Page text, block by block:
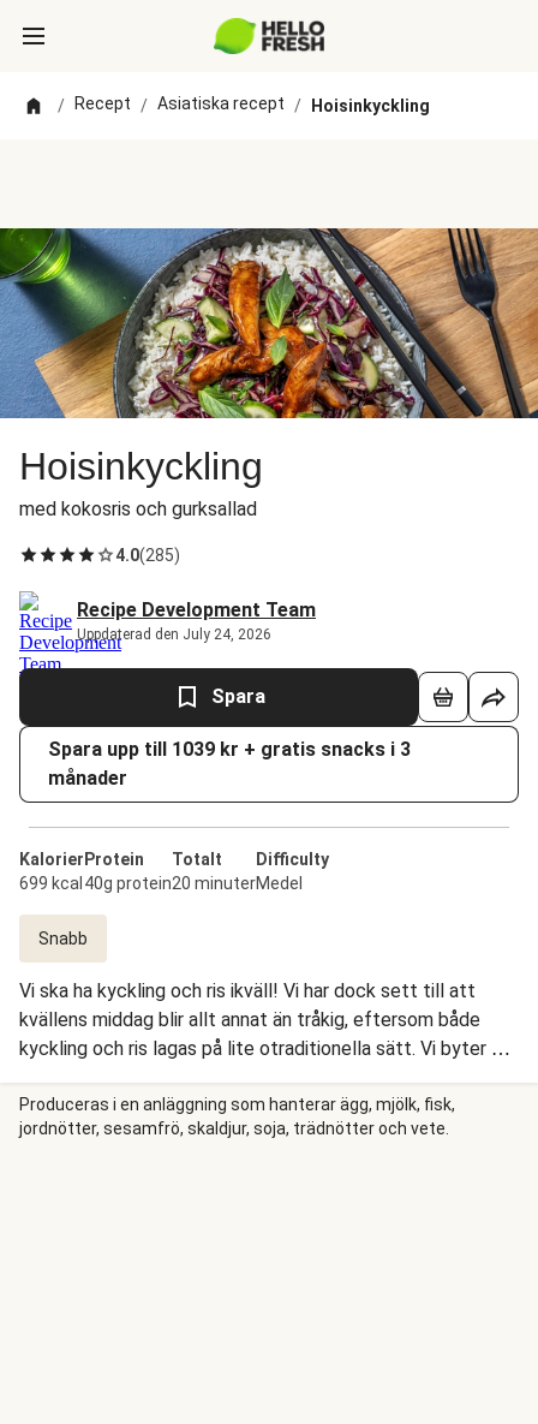
/ Recept / Asiatiska recept / Hoisinkyckling
Hoisinkyckling
med kokosris och gurksallad
4.0(285)
Recipe Development Team
Uppdaterad den July 24, 2026
Spara
Spara upp till 1039 kr + gratis snacks i 3
månader
Kalorier
699 kcal
Protein
40g protein
Totalt
20 minuter
Difficulty
Medel
Snabb
Vi ska ha kyckling och ris ikväll! Vi har dock sett till att
kvällens middag blir allt annat än tråkig, eftersom både
kyckling och ris lagas på lite otraditionella sätt. Vi byter ut
en del av vattnet till riset med kokosmjölk, vilket ger ett
superkrämig kokosris! Vi steker kycklingen med en fyllig
och välsmakande hoisinsås. Extra spännande tillbehör är en
Produceras i en anläggning som hanterar ägg, mjölk, fisk,
jordnötter, sesamfrö, skaldjur, soja, trädnötter och vete.